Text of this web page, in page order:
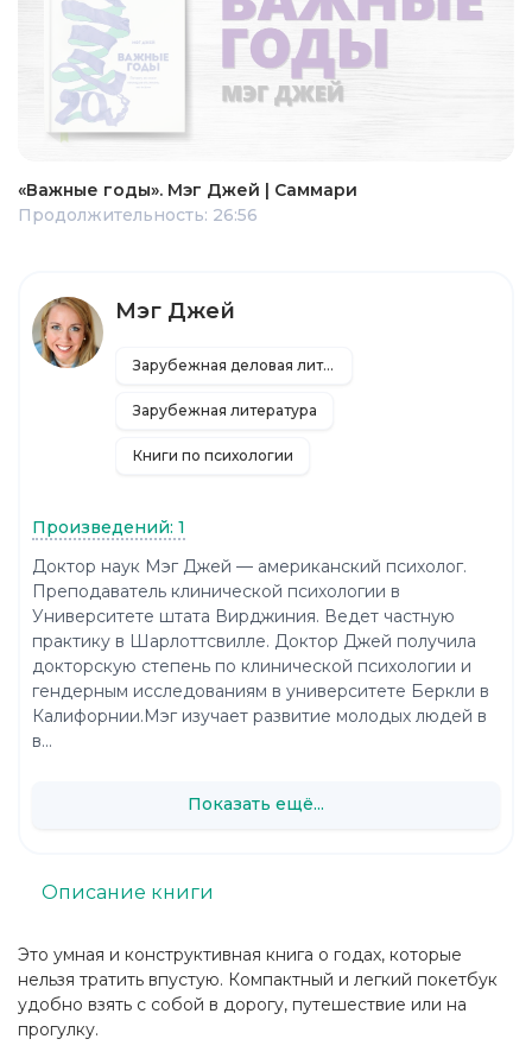
«Важные годы». Мэг Джей | Саммари
Продолжительность: 26:56
Это умная и конструктивная книга о годах, которые
нельзя тратить впустую. Компактный и легкий покетбук
удобно взять с собой в дорогу, путешествие или на
прогулку.
Описание книги
Мэг Джей
Зарубежная деловая литература
Зарубежная литература
Книги по психологии
Произведений: 1
Доктор наук Мэг Джей — американский психолог.
Преподаватель клинической психологии в
Университете штата Вирджиния. Ведет частную
практику в Шарлоттсвилле. Доктор Джей получила
докторскую степень по клинической психологии и
гендерным исследованиям в университете Беркли в
Калифорнии.Мэг изучает развитие молодых людей в
в...
Показать ещё...